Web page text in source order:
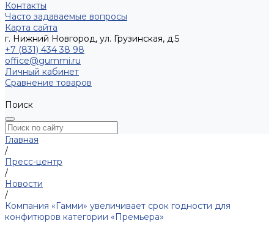
Контакты
Часто задаваемые вопросы
Карта сайта
г. Нижний Новгород, ул. Грузинская, д.5
+7 (831) 434 38 98
office@gummi.ru
Личный кабинет
Сравнение товаров
Поиск
Главная
/
Пресс-центр
/
Новости
/
Компания «Гамми» увеличивает срок годности для
конфитюров категории «Премьера»